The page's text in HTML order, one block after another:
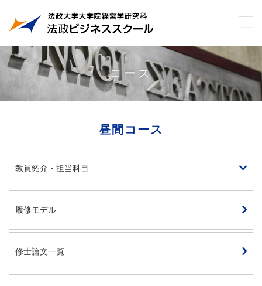
コース
昼間コース
教員紹介・担当科目
履修モデル
修士論文一覧